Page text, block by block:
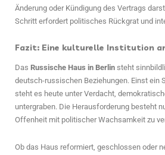
Änderung oder Kündigung des Vertrags
Schritt erfordert politisches Rückgrat und
Fazit: Eine kulturelle Institution
Das Russische Haus in Berlin steht
deutsch-russischen Beziehungen. Einst ein
steht es heute unter Verdacht,
untergraben. Die Herausforderung besteht
Offenheit mit politischer Wachsamkeit zu
Ob das Haus reformiert, geschlossen oder